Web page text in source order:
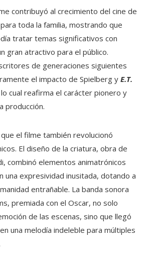
contribuyó al crecimiento del cine de
toda la familia, mostrando que
tratar temas significativos con
gran atractivo para el público.
de generaciones siguientes
el impacto de Spielberg y E.T.
cual reafirma el carácter pionero y
producción.
el filme también revolucionó
El diseño de la criatura, obra de
combinó elementos animatrónicos
una expresividad inusitada, dotando a
entrañable. La banda sonora
premiada con el Oscar, no solo
de las escenas, sino que llegó
una melodía indeleble para múltiples